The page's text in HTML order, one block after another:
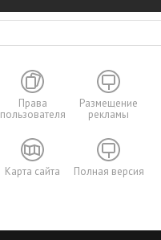
Права
пользователя
Размещение
рекламы
Карта сайта Полная версия